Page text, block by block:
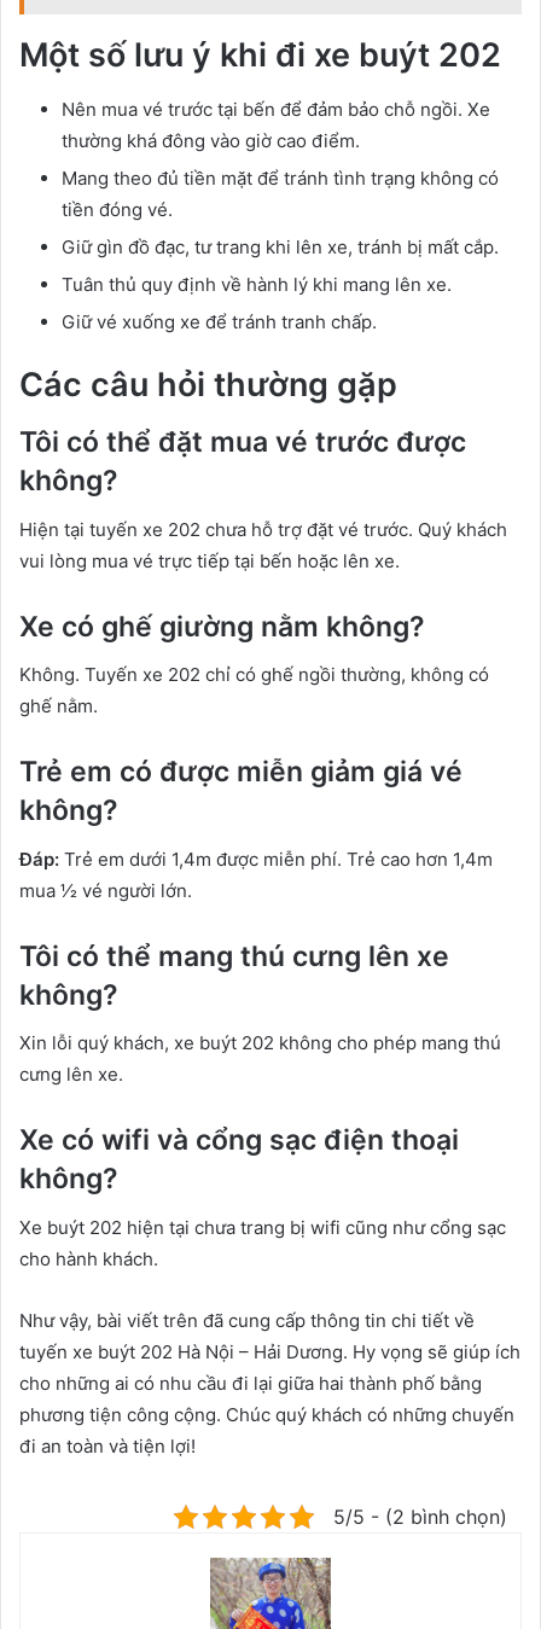
Một số lưu ý khi đi xe buýt 202
Nên mua vé trước tại bến để đảm bảo chỗ ngồi. Xe
thường khá đông vào giờ cao điểm.
Mang theo đủ tiền mặt để tránh tình trạng không có
tiền đóng vé.
Giữ gìn đồ đạc, tư trang khi lên xe, tránh bị mất cắp.
Tuân thủ quy định về hành lý khi mang lên xe.
Giữ vé xuống xe để tránh tranh chấp.
Các câu hỏi thường gặp
Tôi có thể đặt mua vé trước được
không?
Hiện tại tuyến xe 202 chưa hỗ trợ đặt vé trước. Quý khách
vui lòng mua vé trực tiếp tại bến hoặc lên xe.
Xe có ghế giường nằm không?
Không. Tuyến xe 202 chỉ có ghế ngồi thường, không có
ghế nằm.
Trẻ em có được miễn giảm giá vé
không?
Đáp: Trẻ em dưới 1,4m được miễn phí. Trẻ cao hơn 1,4m
mua 1⁄2 vé người lớn.
Tôi có thể mang thú cưng lên xe
không?
Xin lỗi quý khách, xe buýt 202 không cho phép mang thú
cưng lên xe.
Xe có wifi và cổng sạc điện thoại
không?
Xe buýt 202 hiện tại chưa trang bị wifi cũng như cổng sạc
cho hành khách.
Như vậy, bài viết trên đã cung cấp thông tin chi tiết về
tuyến xe buýt 202 Hà Nội – Hải Dương. Hy vọng sẽ giúp ích
cho những ai có nhu cầu đi lại giữa hai thành phố bằng
phương tiện công cộng. Chúc quý khách có những chuyến
đi an toàn và tiện lợi!
5/5 - (2 bình chọn)